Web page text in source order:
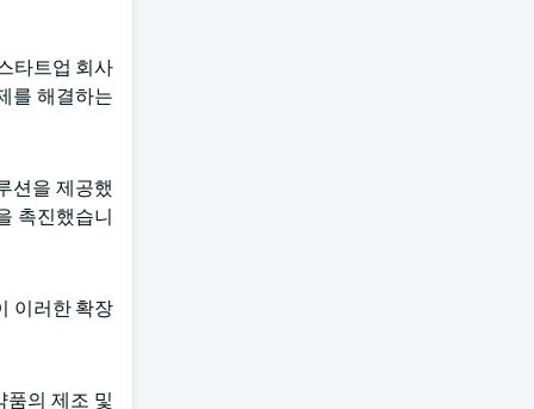
타트업 회사
를 해결하는
션을 제공했
촉진했습니
이러한 확장
품의 제조 및